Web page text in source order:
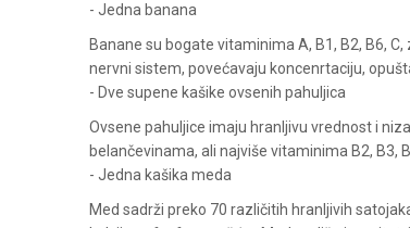
- Jedna banana
Banane su bogate vitaminima A, B1, B2, B6,
nervni sistem, povećavaju koncenrtaciju,
- Dve supene kašike ovsenih pahuljica
Ovsene pahuljice imaju hranljivu vrednost i
belančevinama, ali najviše vitaminima B2, B3,
- Jedna kašika meda
Med sadrži preko 70 različitih hranljivih